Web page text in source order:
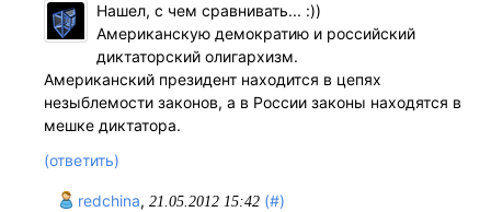
Нашел, с чем сравнивать... :))
Американскую демократию и российский
диктаторский олигархизм.
Американский президент находится в цепях
незыблемости законов, а в России законы находятся в
мешке диктатора.
(ответить)
redchina,21.05.2012 15:42 (#)